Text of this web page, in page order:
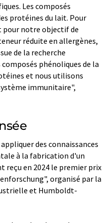
Les composés
protéines du lait. Pour
notre objectif de
réduite en allergènes,
de la recherche
phénoliques de la
et nous utilisons
immunitaire",
des connaissances
à la fabrication d'un
reçu en 2024 le premier prix
organisé par la
et Humboldt-